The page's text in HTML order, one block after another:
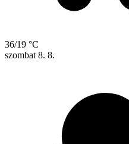
36/19 °C
szombat 8. 8.